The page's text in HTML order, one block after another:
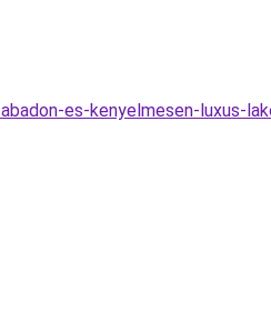
es-kenyelmesen-luxus-